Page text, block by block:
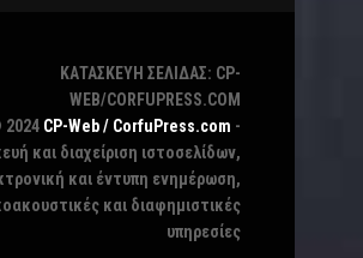
ΚΑΤΑΣΚΕΥΗ ΣΕΛΙΔΑΣ: CP-
WEB/CORFUPRESS.COM
CP-Web / CorfuPress.com -
και διαχείριση ιστοσελίδων,
και έντυπη ενημέρωση,
και διαφημιστικές
υπηρεσίες